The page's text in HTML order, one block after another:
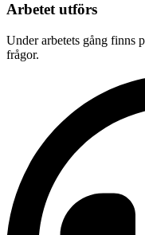
Arbetet utförs
Under arbetets gång finns
frågor.